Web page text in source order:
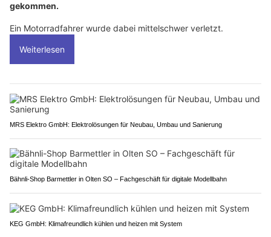
gekommen.
Ein Motorradfahrer wurde dabei mittelschwer verletzt.
Weiterlesen
MRS Elektro GmbH: Elektrolösungen für Neubau, Umbau und Sanierung
Bähnli-Shop Barmettler in Olten SO – Fachgeschäft für digitale Modellbahn
KEG GmbH: Klimafreundlich kühlen und heizen mit System